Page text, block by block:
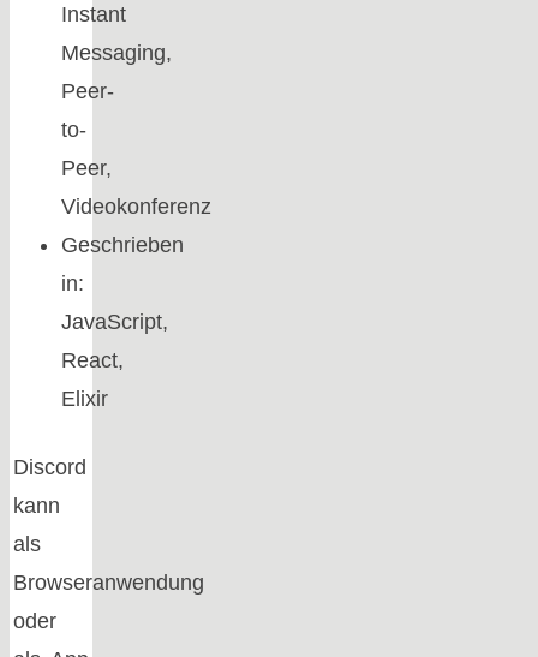
Instant
Messaging,
Peer-
to-
Peer,
Videokonferenz
Geschrieben
in:
JavaScript,
React,
Elixir
Discord
kann
als
Browseranwendung
oder